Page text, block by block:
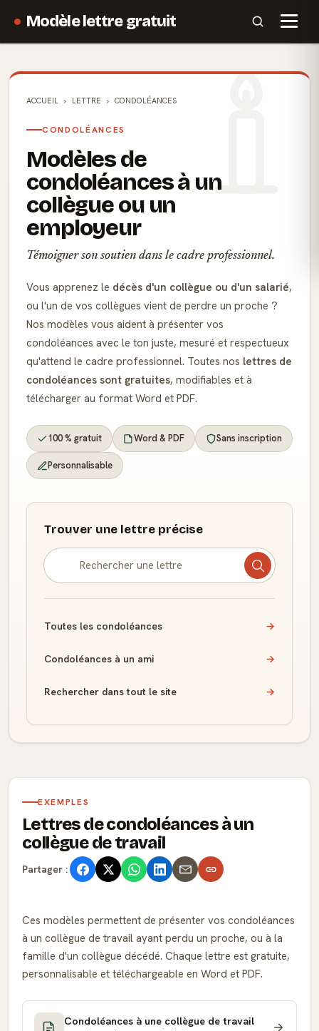
Modèle lettre gratuit
ACCUEIL LETTRE CONDOLÉANCES
CONDOLÉANCES
Modèles de
condoléances à un
collègue ou un
employeur
Témoigner son soutien dans le cadre professionnel.
Vous apprenez le décès d'un collègue ou d'un salarié,
ou l'un de vos collègues vient de perdre un proche ?
Nos modèles vous aident à présenter vos
condoléances avec le ton juste, mesuré et respectueux
qu'attend le cadre professionnel. Toutes nos lettres de
condoléances sont gratuites, modifiables et à
télécharger au format Word et PDF.
100 % gratuit Word & PDF Sans inscription
Personnalisable
Trouver une lettre précise
Toutes les condoléances →
Condoléances à un ami →
Rechercher dans tout le site →
EXEMPLES
Lettres de condoléances à un
collègue de travail
Partager :
Ces modèles permettent de présenter vos condoléances
à un collègue de travail ayant perdu un proche, ou à la
famille d'un collègue décédé. Chaque lettre est gratuite,
personnalisable et téléchargeable en Word et PDF.
Condoléances à une collègue de travail